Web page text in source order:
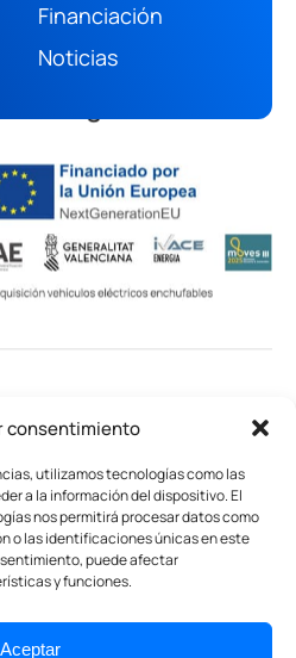
consentimiento
utilizamos tecnologías como las
a la información del dispositivo. El
nos permitirá procesar datos como
o las identificaciones únicas en este
puede afectar
y funciones.
Aceptar
Financiación
Noticias
469 187
Política gestión integral
LOPD